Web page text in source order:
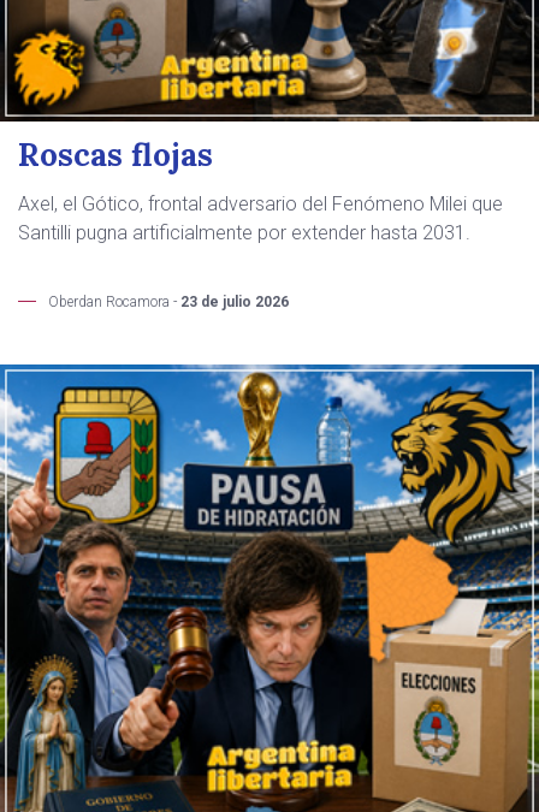
Roscas flojas
Axel, el Gótico, frontal adversario del Fenómeno Milei que
Santilli pugna artificialmente por extender hasta 2031.
Oberdan Rocamora - 23 de julio 2026